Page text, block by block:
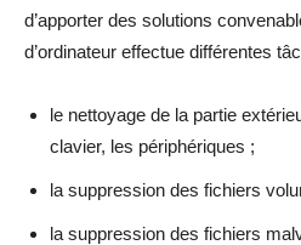
d’apporter des solutions
d’ordinateur effectue différentes
le nettoyage de la partie
clavier, les périphériques ;
la suppression des fichiers
la suppression des fichiers